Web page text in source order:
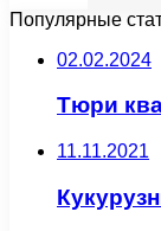
Популярные
02.02.2024
Тюри
11.11.2021